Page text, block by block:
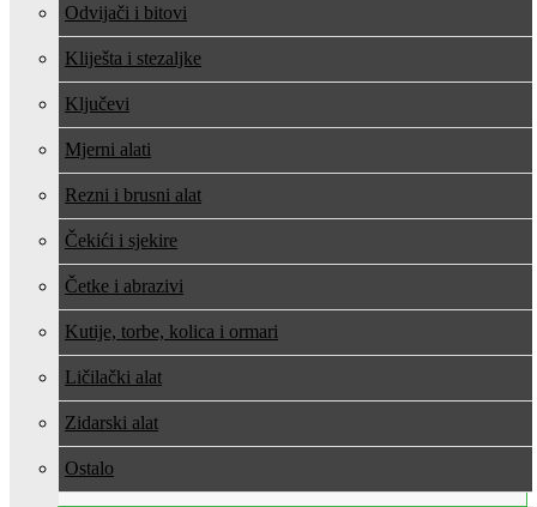
Odvijači i bitovi
Kliješta i stezaljke
Ključevi
Mjerni alati
Rezni i brusni alat
Čekići i sjekire
Četke i abrazivi
Kutije, torbe, kolica i ormari
Ličilački alat
Zidarski alat
Ostalo